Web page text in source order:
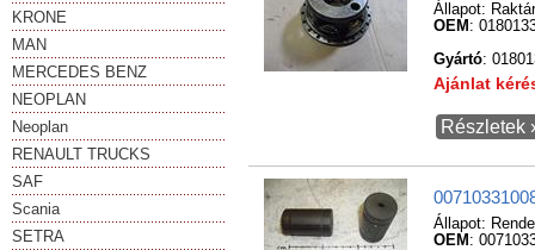
KRONE
MAN
MERCEDES BENZ
NEOPLAN
Neoplan
RENAULT TRUCKS
SAF
Scania
SETRA
Állapot:
OEM :
Gyártó:
Ajánlat
Részletek
Állapot:
OEM :